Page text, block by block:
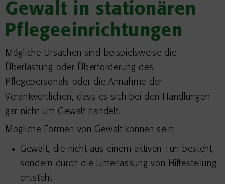
Gewalt in stationären
Pflegeeinrichtungen
Mögliche Ursachen sind beispielsweise die
Überlastung oder Überforderung des
Pflegepersonals oder die Annahme der
Verantwortlichen, dass es sich bei den Handlungen
gar nicht um Gewalt handelt.
Mögliche Formen von Gewalt können sein:
Gewalt, die nicht aus einem aktiven Tun besteht,
sondern durch die Unterlassung von Hilfestellung
entsteht